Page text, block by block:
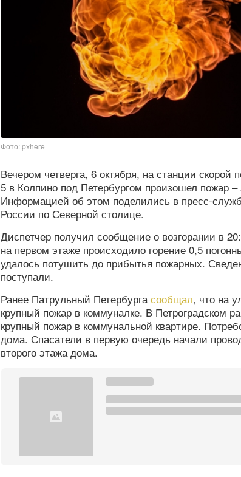
Фото: pxhere
Вечером четверга, 6 октября, на станции
5 в Колпино под Петербургом произошел пожар –
Информацией об этом поделились в пресс-
России по Северной столице.
Диспетчер получил сообщение о возгорании в
на первом этаже происходило горение 0,5
удалось потушить до прибытья пожарных.
поступали.
Ранее Патрульный Петербургасообщал, что на
крупный пожар в коммуналке. В Петроградском
крупный пожар в коммунальной квартире.
дома. Спасатели в первую очередь начали
второго этажа дома.